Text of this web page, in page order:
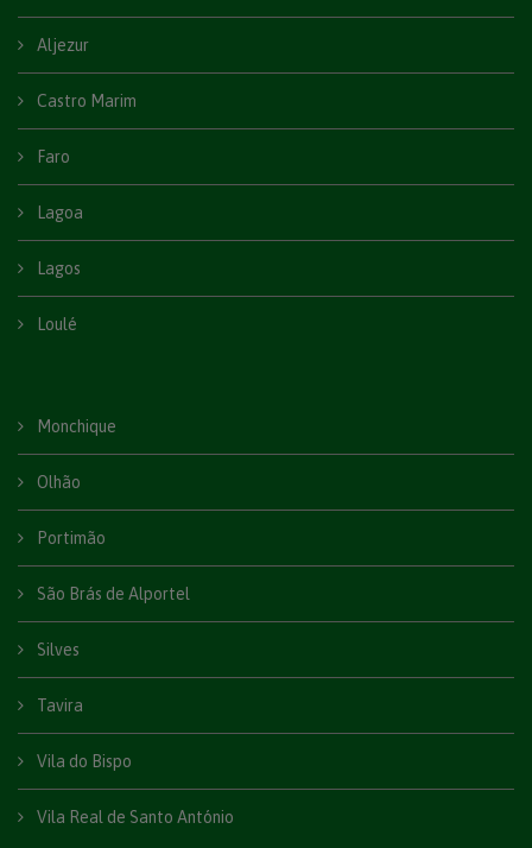
Aljezur
Castro Marim
Faro
Lagoa
Lagos
Loulé
Monchique
Olhão
Portimão
São Brás de Alportel
Silves
Tavira
Vila do Bispo
Vila Real de Santo António